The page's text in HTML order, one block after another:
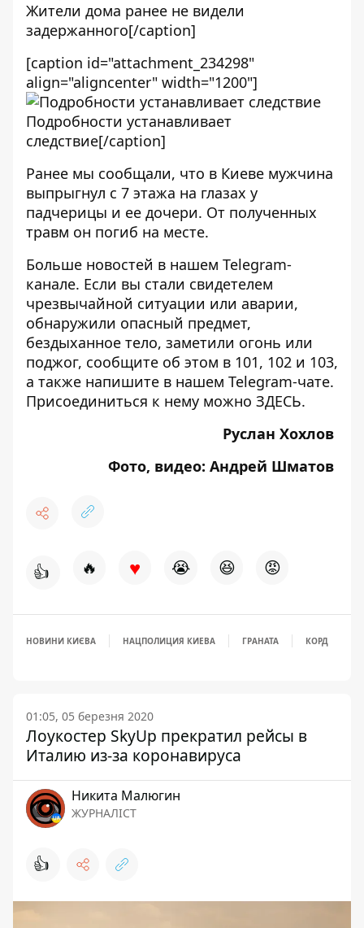
Жители дома ранее не видели
задержанного[/caption]
[caption id="attachment_234298"
align="aligncenter" width="1200"]
Подробности устанавливает
следствие[/caption]
Ранее мы сообщали, что в Киеве мужчина
выпрыгнул с 7 этажа на глазах у
падчерицы и ее дочери. От полученных
травм он погиб на месте.
Больше новостей в нашем Telegram-
канале. Если вы стали свидетелем
чрезвычайной ситуации или аварии,
обнаружили опасный предмет,
бездыханное тело, заметили огонь или
поджог, сообщите об этом в 101, 102 и 103,
а также напишите в нашем Telegram-чате.
Присоединиться к нему можно ЗДЕСЬ.
Руслан Хохлов
Фото, видео: Андрей Шматов
👍 🔥 ♥ 😭 😆 😡
НОВИНИ КИЄВА НАЦПОЛИЦИЯ КИЕВА ГРАНАТА КОРД
01:05, 05 березня 2020
Лоукостер SkyUp прекратил рейсы в
Италию из-за коронавируса
Никита Малюгин
ЖУРНАЛІСТ
👍